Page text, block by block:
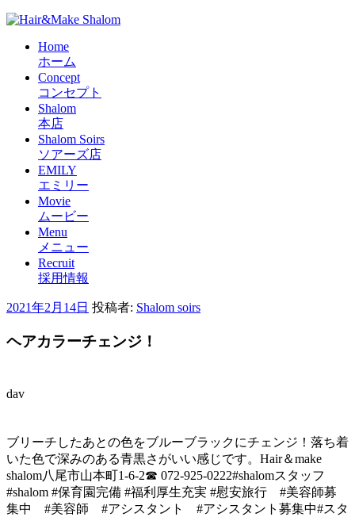
Home
ホーム
Concept
コンセプト
Shalom
本店
Shalom Soirs
ソアーズ店
EMILY
エミリー
Movie
ムービー
Menu
メニュー
Recruit
採用情報
投
日:
2021年2月14日 投稿者: Shalom soirs
ヘアカラーチェンジ！
dav
ブリーチしたあとの色をブルーブラックにチェンジ！落ち着
いた色で深みのある青黒さがいい感じです。Hair＆make
shalom八尾市山本町1-6-2☎ 072-925-0222#shalomスタッフ
#shalom #保育園完備 #福利厚生充実 #慰安旅行 #美容師募
集中 #美容師 #アシスタント #アシスタント募集中#スタ